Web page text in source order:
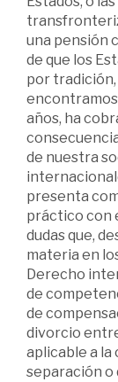
una pensión
de que los
por tradición,
encontramos
años, ha
de nuestra
presenta
práctico con
dudas que,
materia en
Derecho
de
de
divorcio
aplicable a
separación o